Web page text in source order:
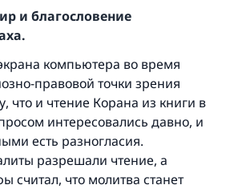
и благословение
компьютера во время
правовой точки зрения
что и чтение Корана из книги в
интересовались давно, и
есть разногласия.
разрешали чтение, а
считал, что молитва станет